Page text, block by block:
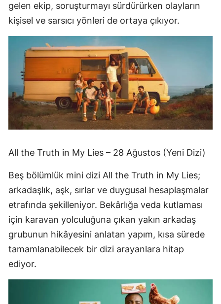
gelen ekip, soruşturmayı sürdürürken olayların
kişisel ve sarsıcı yönleri de ortaya çıkıyor.
All the Truth in My Lies – 28 Ağustos (Yeni Dizi)
Beş bölümlük mini dizi All the Truth in My Lies;
arkadaşlık, aşk, sırlar ve duygusal hesaplaşmalar
etrafında şekilleniyor. Bekârlığa veda kutlaması
için karavan yolculuğuna çıkan yakın arkadaş
grubunun hikâyesini anlatan yapım, kısa sürede
tamamlanabilecek bir dizi arayanlara hitap
ediyor.